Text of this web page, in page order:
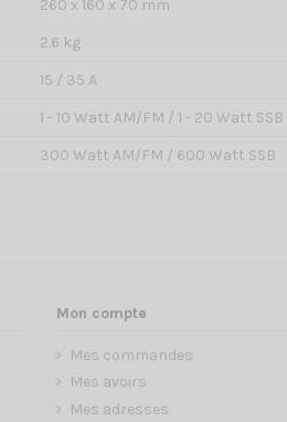
260 x 160 x 70 mm
2.6 kg
15 / 35 A
1 - 10 Watt AM/FM / 1 - 20 Watt SSB
300 Watt AM/FM / 600 Watt SSB
Mon compte
Mes commandes
Mes avoirs
Mes adresses